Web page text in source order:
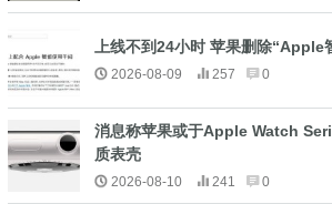
上线不到24小时 苹果删除
2026-08-09 257 0
消息称苹果或于Apple Watch
质表壳
2026-08-10 241 0